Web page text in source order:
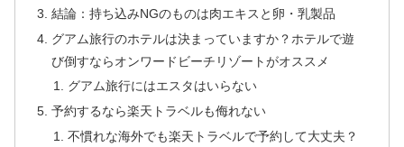
結論：持ち込みNGのものは肉エキスと卵・乳製品
グアム旅行のホテルは決まっていますか？ホテルで遊
び倒すならオンワードビーチリゾートがオススメ
グアム旅行にはエスタはいらない
予約するなら楽天トラベルも侮れない
不慣れな海外でも楽天トラベルで予約して大丈夫？